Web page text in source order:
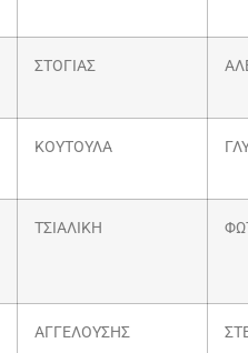
ΣΤΟΓΙΑΣ
ΚΟΥΤΟΥΛΑ
ΤΣΙΑΛΙΚΗ
ΑΓΓΕΛΟΥΣΗΣ